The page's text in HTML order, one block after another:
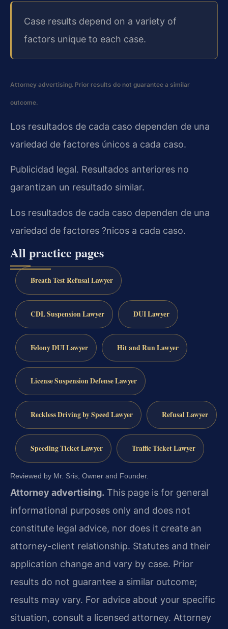
Case results depend on a variety of
factors unique to each case.
Attorney advertising. Prior results do not guarantee a similar
outcome.
Los resultados de cada caso dependen de una
variedad de factores únicos a cada caso.
Publicidad legal. Resultados anteriores no
garantizan un resultado similar.
Los resultados de cada caso dependen de una
variedad de factores ?nicos a cada caso.
All practice pages
Breath Test Refusal Lawyer
CDL Suspension Lawyer DUI Lawyer
Felony DUI Lawyer Hit and Run Lawyer
License Suspension Defense Lawyer
Reckless Driving by Speed Lawyer Refusal Lawyer
Speeding Ticket Lawyer Traffic Ticket Lawyer
Reviewed by Mr. Sris, Owner and Founder.
Attorney advertising. This page is for general
informational purposes only and does not
constitute legal advice, nor does it create an
attorney-client relationship. Statutes and their
application change and vary by case. Prior
results do not guarantee a similar outcome;
results may vary. For advice about your specific
situation, consult a licensed attorney. Attorney